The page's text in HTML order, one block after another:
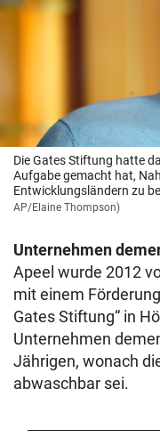
Die Gates Stiftung hatte
Aufgabe gemacht hat,
Entwicklungsländern zu
AP/Elaine Thompson)
Unternehmen
Apeel wurde 2012
mit einem
Gates Stiftung“ in
Unternehmen
Jährigen, wonach
abwaschbar sei.